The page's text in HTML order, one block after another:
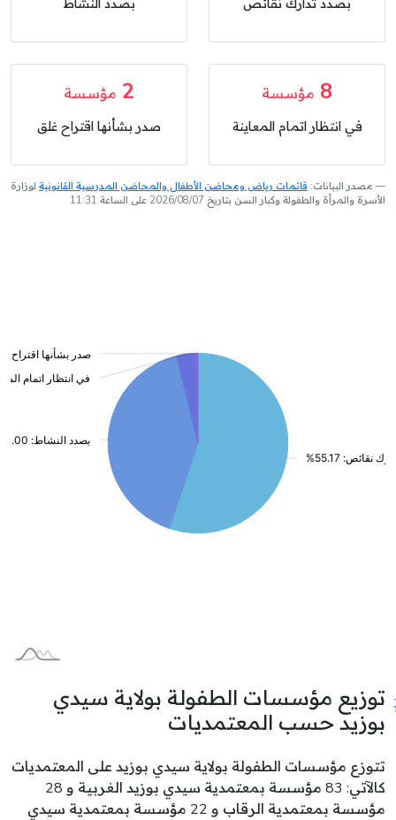
بصدد تدارك نقائص بصدد النشاط
8 مؤسسة
في انتظار اتمام المعاينة
2 مؤسسة
صدر بشأنها اقتراح غلق
مصدر البيانات: قائمات رياض ومحاضن الأطفال والمحاضن المدرسية القانونية لوزارة
الأسرة والمرأة والطفولة وكبار السن بتاريخ 2026/08/07 على الساعة 11:31
توزيع مؤسسات الطفولة بولاية سيدي
بوزيد حسب المعتمديات
تتوزع مؤسسات الطفولة بولاية سيدي بوزيد على المعتمديات
كالآتي: 83 مؤسسة بمعتمدية سيدي بوزيد الغربية و 28
مؤسسة بمعتمدية الرقاب و 22 مؤسسة بمعتمدية سيدي